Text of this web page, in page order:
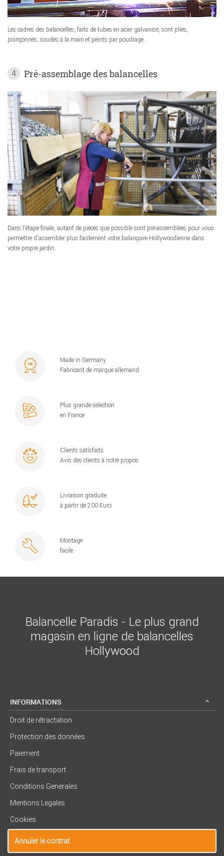
Les cadres des balancelles, faits de tubes en acier galvanisé, sont pliés,
poinçonnés, soudés à la main et peints par poudrage.
4 Pré-assemblage des balancelles
Dans l'étape finale, autant de pièces que possible sont pré-assemblées pour vous
permettre d'assembler plus facilement votre balançoire Hollywoodienne dans
votre propre jardin.
Made in Germany
Fabricant de marque allemand
Plus grande sélection
en France
Clients satisfaits
Avis des clients à notre propos
Livraison graduite
à partir de 200 Euro
Montage
facile
Balancelle Paradis - Le plus grand
magasin en ligne de balancelles
Hollywood
INFORMATIONS
Droit de rétractation
Protection des données
Paiement
Frais de transport
Conditions Generales
Mentions Legales
Cookies
Annuler le contrat